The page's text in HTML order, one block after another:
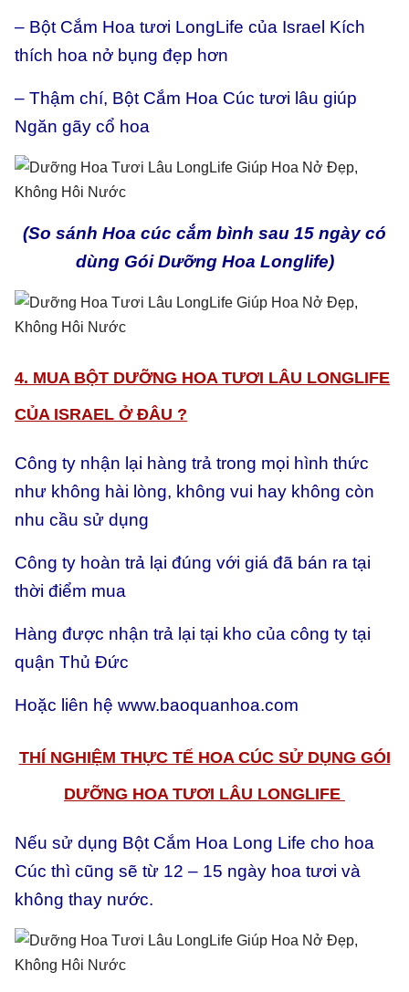
– Bột Cắm Hoa tươi LongLife của Israel Kích
thích hoa nở bụng đẹp hơn
– Thậm chí, Bột Cắm Hoa Cúc tươi lâu giúp
Ngăn gãy cổ hoa
(So sánh Hoa cúc cắm bình sau 15 ngày có
dùng Gói Dưỡng Hoa Longlife)
4. MUA BỘT DƯỠNG HOA TƯƠI LÂU LONGLIFE
CỦA ISRAEL Ở ĐÂU ?
Công ty nhận lại hàng trả trong mọi hình thức
như không hài lòng, không vui hay không còn
nhu cầu sử dụng
Công ty hoàn trả lại đúng với giá đã bán ra tại
thời điểm mua
Hàng được nhận trả lại tại kho của công ty tại
quận Thủ Đức
Hoặc liên hệ www.baoquanhoa.com
THÍ NGHIỆM THỰC TẾ HOA CÚC SỬ DỤNG GÓI
DƯỠNG HOA TƯƠI LÂU LONGLIFE
Nếu sử dụng Bột Cắm Hoa Long Life cho hoa
Cúc thì cũng sẽ từ 12 – 15 ngày hoa tươi và
không thay nước.